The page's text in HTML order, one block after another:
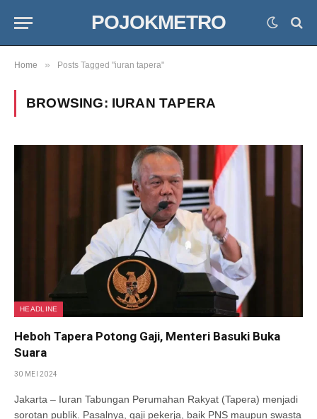
POJOKMETRO
Home » Posts Tagged "iuran tapera"
BROWSING: IURAN TAPERA
HEADLINE
Heboh Tapera Potong Gaji, Menteri Basuki Buka
Suara
30 MEI 2024
Jakarta – Iuran Tabungan Perumahan Rakyat (Tapera) menjadi
sorotan publik. Pasalnya, gaji pekerja, baik PNS maupun swasta